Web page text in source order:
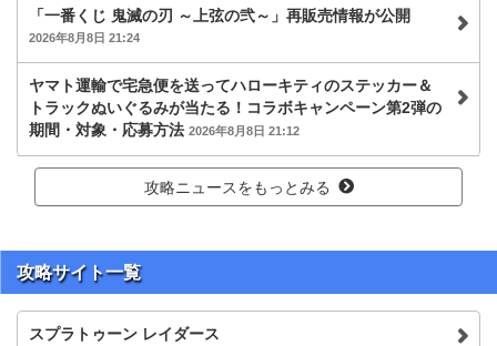
「一番くじ 鬼滅の刃 ～上弦の弐～」再販売情報が公開
2026年8月8日 21:24
ヤマト運輸で宅急便を送ってハローキティのステッカー＆
トラックぬいぐるみが当たる！コラボキャンペーン第2弾の
期間・対象・応募方法 2026年8月8日 21:12
攻略ニュースをもっとみる
攻略サイト一覧
スプラトゥーン レイダース